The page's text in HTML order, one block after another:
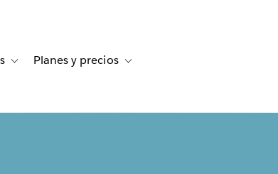
clientesfor Soluciones
Toggle sub-navigation for Recursos
Planes y precios Toggle sub-navigation for Planes y